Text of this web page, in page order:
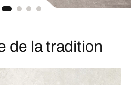
de la tradition